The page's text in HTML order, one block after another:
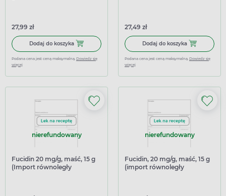
27,99 zł
Dodaj do koszyka Dodaj do koszyka Fucidin 2%, 20 mg/g, krem 15 g
Podana cena jest ceną maksymalną. Dowiedz się
więcej
27,49 zł
Dodaj do koszyka Dodaj do
Podana cena jest ceną maksymalną. Dowiedz się
więcej
nierefundowany
Fucidin 20 mg/g, maść, 15 g
(Import równoległy
nierefundowany
Fucidin, 20 mg/g, maść, 15 g
(import równoległy